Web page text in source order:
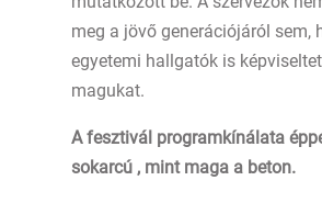
meg a jövő generációjáról sem,
egyetemi hallgatók is
magukat.
A fesztivál programkínálata
sokarcú , mint maga a beton.